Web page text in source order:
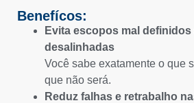
Benefícos:
Evita escopos mal
desalinhadas
Você sabe exatamente o que
que não será.
Reduz falhas e retrabalho